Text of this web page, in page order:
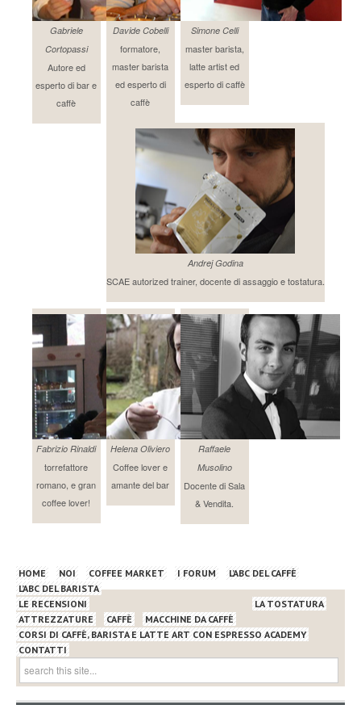
Gabriele
Cortopassi
Autore ed
esperto di bar e
caffè
Davide Cobelli
formatore,
master barista
ed esperto di
caffè
Simone Celli
master barista,
latte artist ed
esperto di caffè
Andrej Godina
SCAE autorized trainer, docente di assaggio e tostatura.
Fabrizio Rinaldi
torrefattore
romano, e gran
coffee lover!
Helena Oliviero
Coffee lover e
amante del bar
Raffaele
Musolino
Docente di Sala
& Vendita.
HOME NOI COFFEE MARKET I FORUM
L’ABC DEL CAFFÈ
L’ABC DEL BARISTA
LE RECENSIONI
ATTREZZATURE
CAFFÈ MACCHINE DA CAFFÈ
LA TOSTATURA
CORSI DI CAFFÈ, BARISTA E LATTE ART CON ESPRESSO ACADEMY
CONTATTI